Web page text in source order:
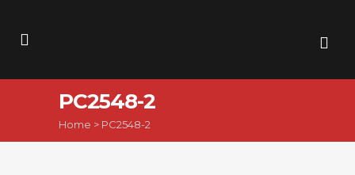
PC2548-2
Home > PC2548-2